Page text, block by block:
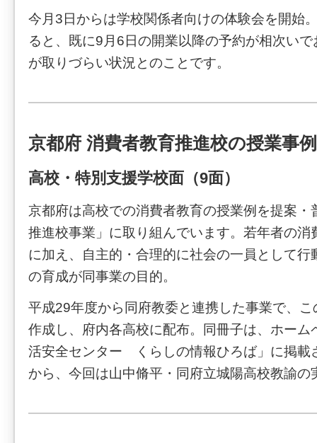
今月3日からは学校関係者向けの体験会を開始
ると、既に9月6日の開業以降の予約が相次い
が取りづらい状況とのことです。
京都府 消費者教育推進校の授業事
高校・特別支援学校面（9面）
京都府は高校での消費者教育の授業例を提案・
推進校事業」に取り組んでいます。若年者の消
に加え、自主的・合理的に社会の一員として行
の育成が同事業の目的。
平成29年度から同府教委と連携した事業で、
作成し、府内各高校に配布。同冊子は、ホーム
活安全センター くらしの情報ひろば」に掲載
から、今回は山中脩平・同府立城陽高校教諭の